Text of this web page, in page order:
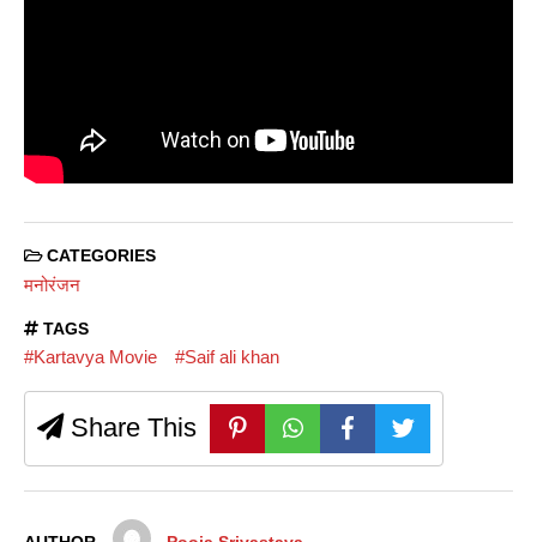
CATEGORIES
मनोरंजन
TAGS
#Kartavya Movie #Saif ali khan
Share This